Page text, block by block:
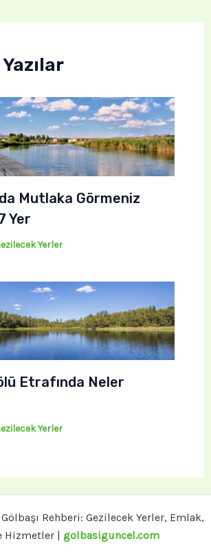
Mutlaka Görmeniz
Yer
Yerler
Etrafında Neler
Yerler
Rehberi: Gezilecek Yerler, Emlak,
Hizmetler | golbasiguncel.com